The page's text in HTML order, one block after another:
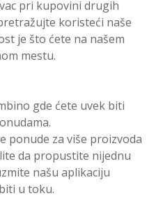
pri kupovini drugih
koristeći naše
je što ćete na našem
mestu.
gde ćete uvek biti
ponude za više proizvoda
da propustite nijednu
našu aplikaciju
u toku.